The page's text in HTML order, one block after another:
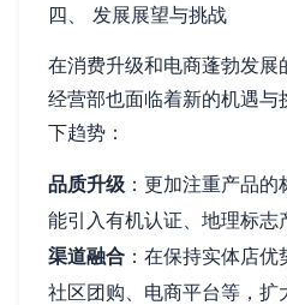
四、 发展展望与挑战
在消费升级和电商蓬勃发展
经营部也面临着新的机遇与
下趋势：
品质升级 ：更加注重产品
能引入有机认证、地理标志
渠道融合 ：在保持实体店
社区团购、电商平台等，扩